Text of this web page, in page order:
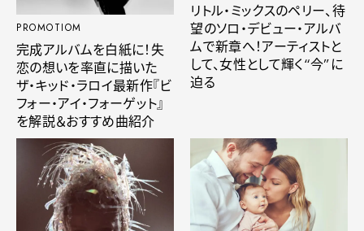
PROMOTIOM
完成アルバムを白紙に！失
恋の想いを率直に描いた
ザ・キッド・ラロイ最新作『ビ
フォー・アイ・フォーゲット』
を解説＆おすすめ曲紹介
リトル・ミックスのペリー、待
望のソロ・デビュー・アルバ
ムで新章へ！アーティストと
して、女性として輝く“今”に
迫る